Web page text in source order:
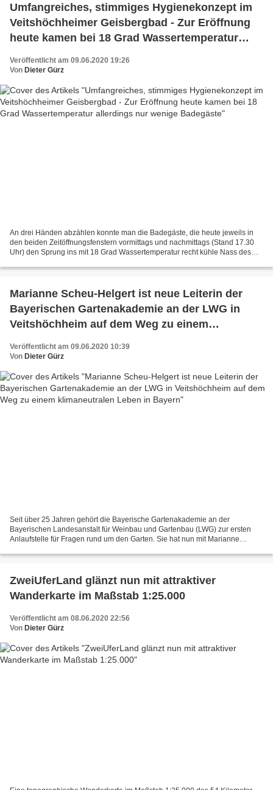
Umfangreiches, stimmiges Hygienekonzept im
Veitshöchheimer Geisbergbad - Zur Eröffnung
heute kamen bei 18 Grad Wassertemperatur
Veröffentlicht am 09.06.2020 19:26
Von Dieter Gürz
An drei Händen abzählen konnte man die Badegäste, die heute jeweils in
den beiden Zeitöffnungsfenstern vormittags und nachmittags (Stand 17.30
Uhr) den Sprung ins mit 18 Grad Wassertemperatur recht kühle Nass des
Marianne Scheu-Helgert ist neue Leiterin der
Bayerischen Gartenakademie an der LWG in
Veitshöchheim auf dem Weg zu einem
Veröffentlicht am 09.06.2020 10:39
Von Dieter Gürz
Seit über 25 Jahren gehört die Bayerische Gartenakademie an der
Bayerischen Landesanstalt für Weinbau und Gartenbau (LWG) zur ersten
Anlaufstelle für Fragen rund um den Garten. Sie hat nun mit Marianne
ZweiUferLand glänzt nun mit attraktiver
Wanderkarte im Maßstab 1:25.000
Veröffentlicht am 08.06.2020 22:56
Von Dieter Gürz